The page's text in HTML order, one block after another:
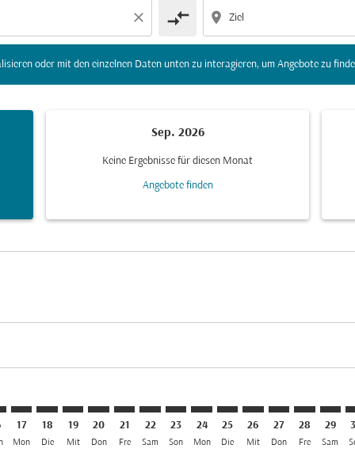
close compare_arrows location_on
oder mit den einzelnen Daten unten zu interagieren, um Angebote zu
Sep. 2026
Keine Ergebnisse für diesen Monat
Angebote finden
17
Mon
18
Die
19
Mit
20
Don
21
Fre
22
Sam
23
Son
24
Mon
25
Die
26
Mit
27
Don
28
Fre
29
Sam